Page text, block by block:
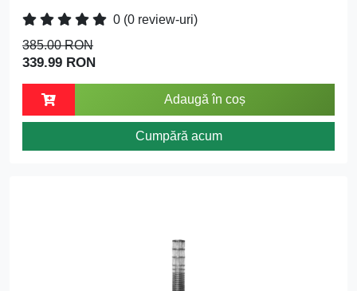
0 (0 review-uri)
385.00 RON
339.99 RON
Adaugă în coș
Cumpără acum